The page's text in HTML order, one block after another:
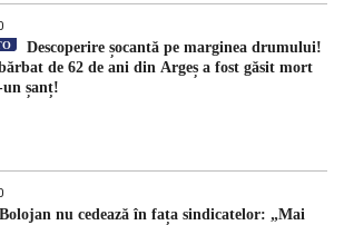
Descoperire șocantă pe marginea drumului!
de 62 de ani din Argeș a fost găsit mort
șanț!
nu cedează în fața sindicatelor: „Mai